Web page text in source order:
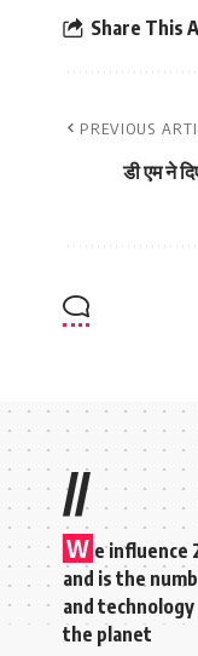
Share This
PREVIOUS
डी एम ने
//
W e influence
and is the
and
the planet